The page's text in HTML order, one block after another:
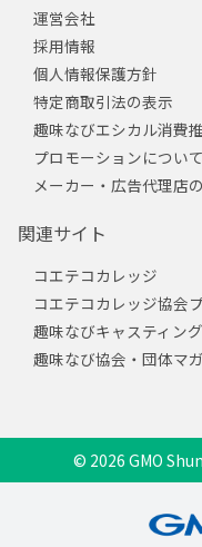
運営会社
採用情報
個人情報保護方針
特定商取引法の表示
趣味なびエシカル消費
プロモーションについて
メーカー・広告代理店
関連サイト
コエテコカレッジ
コエテコカレッジ協会
趣味なびキャスティング
趣味なび協会・団体マ
© 2026 GMO